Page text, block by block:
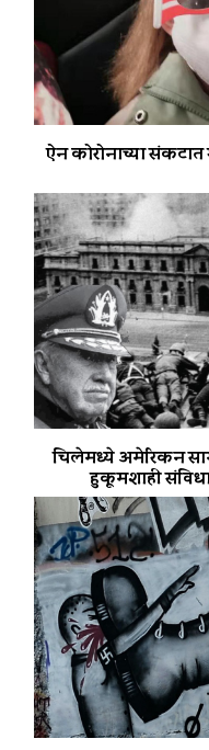
ऐन कोरोनाच्या
चिलेमध्ये अमेरिकन
हुकूमशाही